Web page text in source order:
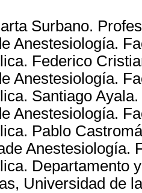
Surbano.
Anestesiología.
Federico
Anestesiología.
Santiago
Anestesiología.
Pablo
Anestesiología.
Departamento
Universidad de